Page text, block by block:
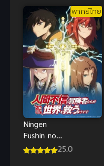
ไทย อนิเมะ
ต่อสู้ดีมาก
พากย์ไทย
Ningen
Fushin no
Boukensha25.0